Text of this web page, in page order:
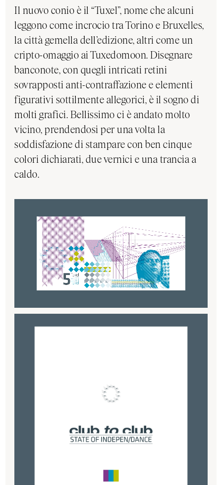
Il nuovo conio è il “Tuxel”, nome che alcuni
leggono come incrocio tra Torino e Bruxelles,
la città gemella dell’edizione, altri come un
cripto-omaggio ai Tuxedomoon. Disegnare
banconote, con quegli intricati retini
sovrapposti anti-contraffazione e elementi
figurativi sottilmente allegorici, è il sogno di
molti grafici. Bellissimo ci è andato molto
vicino, prendendosi per una volta la
soddisfazione di stampare con ben cinque
colori dichiarati, due vernici e una trancia a
caldo.